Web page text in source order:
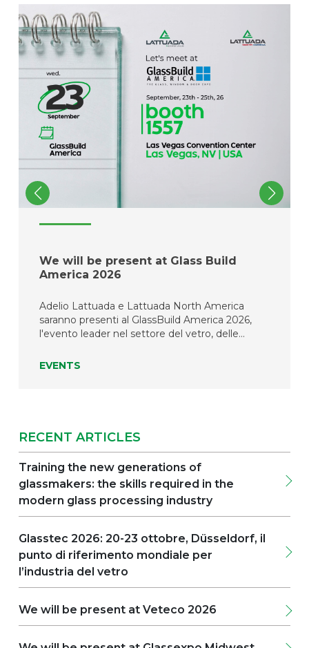
We will be present at Glass Build
America 2026
Adelio Lattuada e Lattuada North America
saranno presenti al GlassBuild America 2026,
l'evento leader nel settore del vetro, delle
giorni, produttori, fabbricanti e professionisti del
lavorazione del vetro. Vieni a trovarci allo stand
n. 1557 e presso l’Innovation Lounge, area IA-12,
incontrare il nostro team e confrontarti su
come le nostre tecnologie possano supportare i
tuoi obiettivi produttivi con efficienza,
affidabilità e innovazione. Non vediamo l'ora di
25 settembre 2026Las Vegas Convention
Center | Stand n. 1557Innovation Lounge
| Location lA-12 Vieni a scoprire le nostre
EVENTS
RECENT ARTICLES
Training the new generations of
glassmakers: the skills required in the
modern glass processing industry
Glasstec 2026: 20-23 ottobre, Düsseldorf, il
punto di riferimento mondiale per
l’industria del vetro
We will be present at Veteco 2026